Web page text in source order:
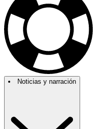
Noticias y narración